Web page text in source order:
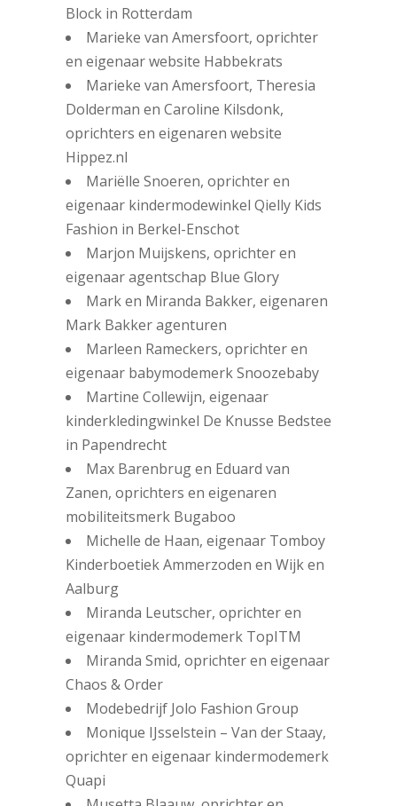
Block in Rotterdam
Marieke van Amersfoort, oprichter
en eigenaar website Habbekrats
Marieke van Amersfoort, Theresia
Dolderman en Caroline Kilsdonk,
oprichters en eigenaren website
Hippez.nl
Mariëlle Snoeren, oprichter en
eigenaar kindermodewinkel Qielly Kids
Fashion in Berkel-Enschot
Marjon Muijskens, oprichter en
eigenaar agentschap Blue Glory
Mark en Miranda Bakker, eigenaren
Mark Bakker agenturen
Marleen Rameckers, oprichter en
eigenaar babymodemerk Snoozebaby
Martine Collewijn, eigenaar
kinderkledingwinkel De Knusse Bedstee
in Papendrecht
Max Barenbrug en Eduard van
Zanen, oprichters en eigenaren
mobiliteitsmerk Bugaboo
Michelle de Haan, eigenaar Tomboy
Kinderboetiek Ammerzoden en Wijk en
Aalburg
Miranda Leutscher, oprichter en
eigenaar kindermodemerk TopITM
Miranda Smid, oprichter en eigenaar
Chaos & Order
Modebedrijf Jolo Fashion Group
Monique IJsselstein – Van der Staay,
oprichter en eigenaar kindermodemerk
Quapi